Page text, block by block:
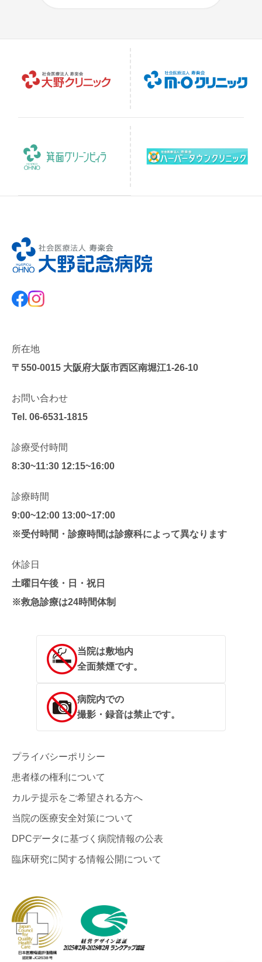
所在地
〒550-0015 大阪府大阪市西区南堀江1-26-10
お問い合わせ
Tel. 06-6531-1815
診療受付時間
8:30~11:30 12:15~16:00
診療時間
9:00~12:00 13:00~17:00
※受付時間・診療時間は診療科によって異なります
休診日
土曜日午後・日・祝日
※救急診療は24時間体制
当院は敷地内
全面禁煙です。
病院内での
撮影・録音は禁止です。
プライバシーポリシー
患者様の権利について
カルテ提示をご希望される方へ
当院の医療安全対策について
DPCデータに基づく病院情報の公表
臨床研究に関する情報公開について